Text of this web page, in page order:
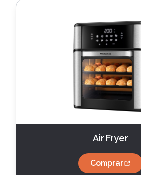
Air Fryer
Comprar